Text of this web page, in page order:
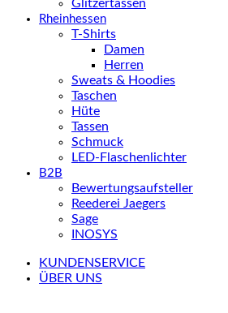
Glitzertassen
Rheinhessen
T-Shirts
Damen
Herren
Sweats & Hoodies
Taschen
Hüte
Tassen
Schmuck
LED-Flaschenlichter
B2B
Bewertungsaufsteller
Reederei Jaegers
Sage
INOSYS
KUNDENSERVICE
ÜBER UNS